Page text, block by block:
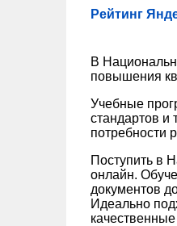
Рейтинг
В
повышения
Учебные
стандартов и
потребности
Поступить в
онлайн.
документов
Идеально